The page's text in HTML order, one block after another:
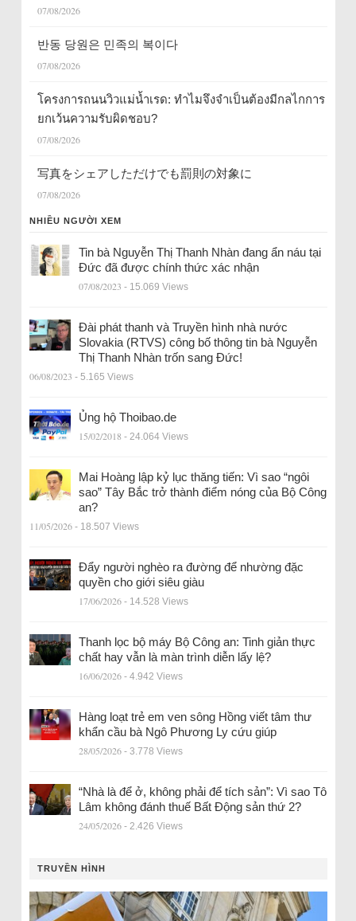
07/08/2026
반동 당원은 민족의 복이다
07/08/2026
โครงการถนนวิวแม่น้ำเรด: ทำไมจึงจำเป็นต้องมีกลไกการ
ยกเว้นความรับผิดชอบ?
07/08/2026
写真をシェアしただけでも罰則の対象に
07/08/2026
NHIỀU NGƯỜI XEM
Tin bà Nguyễn Thị Thanh Nhàn đang ẩn náu tại
Đức đã được chính thức xác nhận
07/08/2023 - 15.069 Views
Đài phát thanh và Truyền hình nhà nước
Slovakia (RTVS) công bố thông tin bà Nguyễn
Thị Thanh Nhàn trốn sang Đức!
06/08/2023 - 5.165 Views
Ủng hộ Thoibao.de
15/02/2018 - 24.064 Views
Mai Hoàng lập kỷ lục thăng tiến: Vì sao “ngôi
sao” Tây Bắc trở thành điểm nóng của Bộ Công
an?
11/05/2026 - 18.507 Views
Đẩy người nghèo ra đường để nhường đặc
quyền cho giới siêu giàu
17/06/2026 - 14.528 Views
Thanh lọc bộ máy Bộ Công an: Tinh giản thực
chất hay vẫn là màn trình diễn lấy lệ?
16/06/2026 - 4.942 Views
Hàng loạt trẻ em ven sông Hồng viết tâm thư
khẩn cầu bà Ngô Phương Ly cứu giúp
28/05/2026 - 3.778 Views
“Nhà là để ở, không phải để tích sản”: Vì sao Tô
Lâm không đánh thuế Bất Động sản thứ 2?
24/05/2026 - 2.426 Views
TRUYỀN HÌNH